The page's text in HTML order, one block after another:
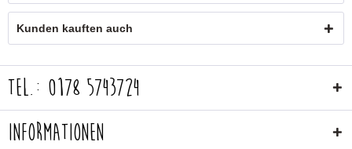
Kunden kauften auch
Tel.: 0178 5743724
Informationen